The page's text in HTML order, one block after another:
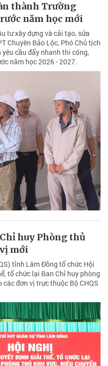
thành Trường
năm học mới
tư xây dựng và cải tạo, sửa
Chuyên Bảo Lộc, Phó Chủ tịch
cầu đẩy nhanh thi công,
năm học 2026 - 2027.
huy Phòng thủ
mới
tỉnh Lâm Đồng tổ chức Hội
tổ chức lại Ban Chỉ huy phòng
đơn vị trực thuộc Bộ CHQS